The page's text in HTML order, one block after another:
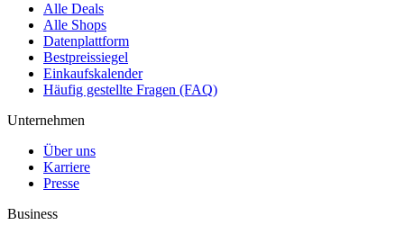
Alle Deals
Alle Shops
Datenplattform
Bestpreissiegel
Einkaufskalender
Häufig gestellte Fragen (FAQ)
Unternehmen
Über uns
Karriere
Presse
Business